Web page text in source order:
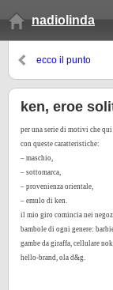
nadiolinda
ecco il punto
ken, eroe
per una serie di motivi che qui
con queste caratteristiche:
– maschio,
– sottomarca,
– provenienza orientale,
– emulo di ken.
il mio giro comincia nei
bambole di ogni genere:
gambe da giraffa, cellulare
hello-brand, ola d&g.